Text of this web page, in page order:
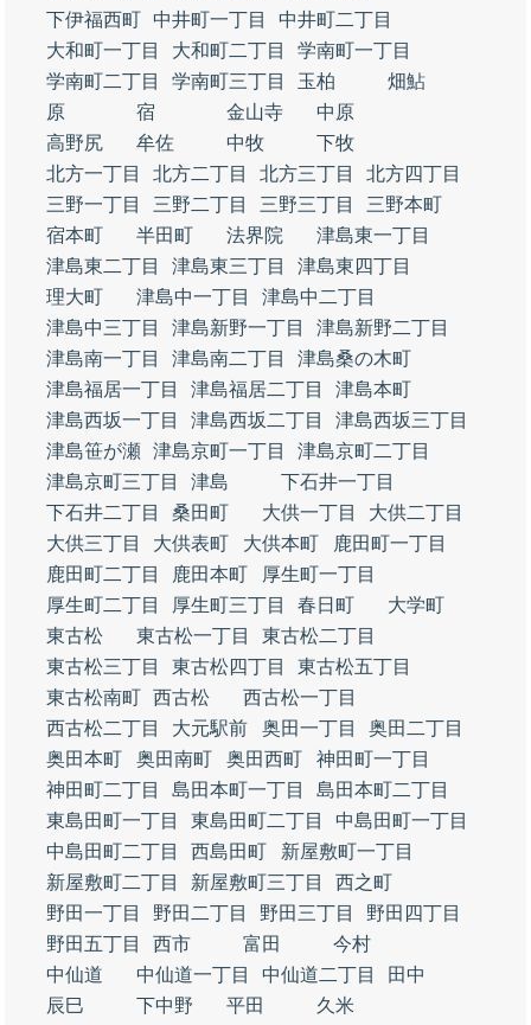
下伊福西町
中井町一丁目
中井町二丁目
大和町一丁目
大和町二丁目
学南町一丁目
学南町二丁目
学南町三丁目 玉柏
畑鮎
原
宿 金山寺
中原
高野尻
牟佐 中牧
下牧
北方一丁目
北方二丁目 北方三丁目
北方四丁目
三野一丁目
三野二丁目 三野三丁目
三野本町
宿本町
半田町 法界院
津島東一丁目
津島東二丁目
津島東三丁目
津島東四丁目
理大町
津島中一丁目
津島中二丁目
津島中三丁目
津島新野一丁目
津島新野二丁目
津島南一丁目
津島南二丁目
津島桑の木町
津島福居一丁目
津島福居二丁目
津島本町
津島西坂一丁目
津島西坂二丁目
津島西坂三丁目
津島笹が瀬 津島京町一丁目
津島京町二丁目
津島京町三丁目
津島
下石井一丁目
下石井二丁目
桑田町 大供一丁目
大供二丁目
大供三丁目
大供表町 大供本町
鹿田町一丁目
鹿田町二丁目
鹿田本町
厚生町一丁目
厚生町二丁目
厚生町三丁目 春日町
大学町
東古松
東古松一丁目
東古松二丁目
東古松三丁目
東古松四丁目
東古松五丁目
東古松南町 西古松
西古松一丁目
西古松二丁目
大元駅前 奥田一丁目
奥田二丁目
奥田本町
奥田南町 奥田西町
神田町一丁目
神田町二丁目
島田本町一丁目
島田本町二丁目
東島田町一丁目
東島田町二丁目
中島田町一丁目
中島田町二丁目
西島田町
新屋敷町一丁目
新屋敷町二丁目
新屋敷町三丁目
西之町
野田一丁目
野田二丁目 野田三丁目
野田四丁目
野田五丁目
西市 富田
今村
中仙道
中仙道一丁目 中仙道二丁目
田中
辰巳
下中野 平田
久米